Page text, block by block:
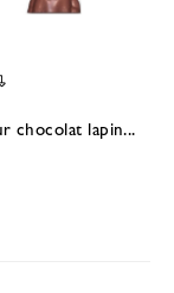
chocolat lapin...